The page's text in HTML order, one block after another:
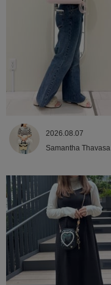
2026.08.07
Samantha Thavasa